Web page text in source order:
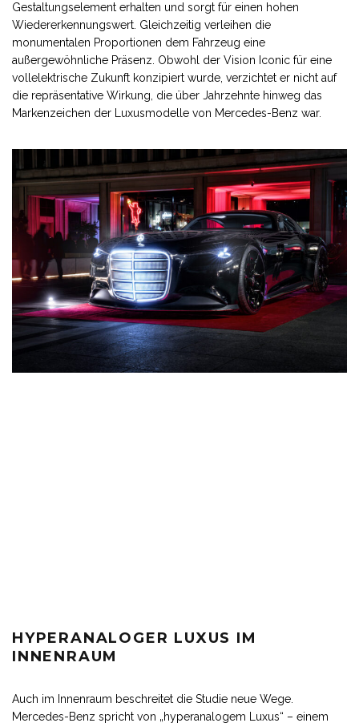
Gestaltungselement erhalten und sorgt für einen hohen
Wiedererkennungswert. Gleichzeitig verleihen die
monumentalen Proportionen dem Fahrzeug eine
außergewöhnliche Präsenz. Obwohl der Vision Iconic für eine
vollelektrische Zukunft konzipiert wurde, verzichtet er nicht auf
die repräsentative Wirkung, die über Jahrzehnte hinweg das
Markenzeichen der Luxusmodelle von Mercedes-Benz war.
HYPERANALOGER LUXUS IM
INNENRAUM
Auch im Innenraum beschreitet die Studie neue Wege.
Mercedes-Benz spricht von „hyperanalogem Luxus“ – einem